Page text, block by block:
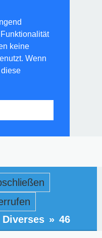
keine
Wenn
Diverses » 46